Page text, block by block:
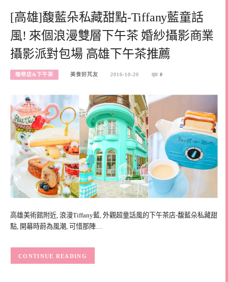
[高雄]馥藍朵私藏甜點-Tiffany藍童話
風! 來個浪漫雙層下午茶 婚紗攝影商業
攝影派對包場 高雄下午茶推薦
咖啡店&下午茶 美食好芃友 2016-10-20 0
高雄美術館附近, 浪漫Tiffany藍, 外觀超童話風的下午茶店-馥藍朵私藏甜
點, 開幕時蔚為風潮, 可惜那陣…
CONTINUE READING